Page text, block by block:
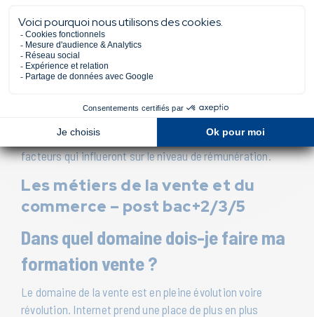
Chez Euridis Business School, les étudiants ont plusieurs
choix de cursus pour déboucher sur les métiers du
commerce et de la vente après un Bac+2. Ces postes
sont disponibles dans des entreprises de petites comme
de grandes tailles. De plus, les salaires varient
également. Le poste, le secteur et l’entreprise sont des
facteurs qui influeront sur le niveau de rémunération.
Les métiers de la vente et du
commerce – post bac+2/3/5
Dans quel domaine dois-je faire ma
formation vente ?
Le domaine de la vente est en pleine évolution voire
révolution. Internet prend une place de plus en plus